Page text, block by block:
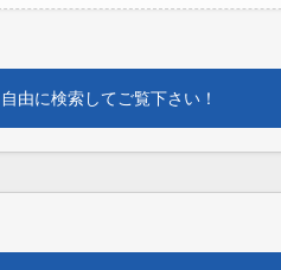
自由に検索してご覧下さい！